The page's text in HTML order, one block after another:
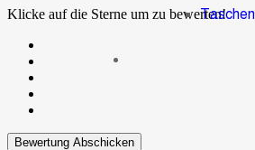
Taschen
Klicke auf die Sterne um zu bewerten!
Bewertung Abschicken